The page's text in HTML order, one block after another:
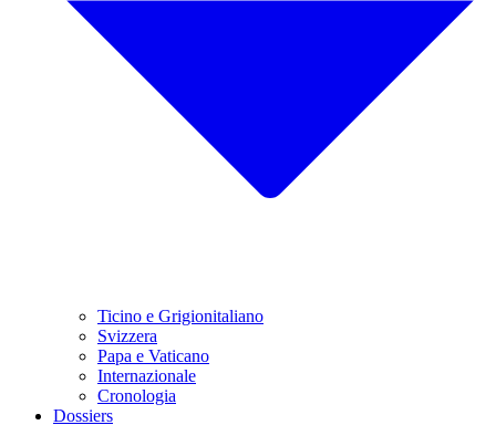
Ticino e Grigionitaliano
Svizzera
Papa e Vaticano
Internazionale
Cronologia
Dossiers